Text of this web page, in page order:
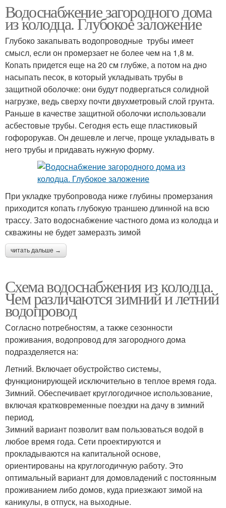
Водоснабжение загородного дома
из колодца. Глубокое заложение
Глубоко закапывать водопроводные трубы имеет
смысл, если он промерзает не более чем на 1,8 м.
Копать придется еще на 20 см глубже, а потом на дно
насыпать песок, в который укладывать трубы в
защитной оболочке: они будут подвергаться солидной
нагрузке, ведь сверху почти двухметровый слой грунта.
Раньше в качестве защитной оболочки использовали
асбестовые трубы. Сегодня есть еще пластиковый
гофорорукав. Он дешевле и легче, проще укладывать в
него трубы и придавать нужную форму.
При укладке трубопровода ниже глубины промерзания
приходится копать глубокую траншею длинной на всю
трассу. Зато водоснабжение частного дома из колодца и
скважины не будет замеразть зимой
читать дальше →
Схема водоснабжения из колодца.
Чем различаются зимний и летний
водопровод
Согласно потребностям, а также сезонности
проживания, водопровод для загородного дома
подразделяется на:
Летний. Включает обустройство системы,
функционирующей исключительно в теплое время года.
Зимний. Обеспечивает круглогодичное использование,
включая кратковременные поездки на дачу в зимний
период.
Зимний вариант позволит вам пользоваться водой в
любое время года. Сети проектируются и
прокладываются на капитальной основе,
ориентированы на круглогодичную работу. Это
оптимальный вариант для домовладений с постоянным
проживанием либо домов, куда приезжают зимой на
каникулы, в отпуск, на выходные.